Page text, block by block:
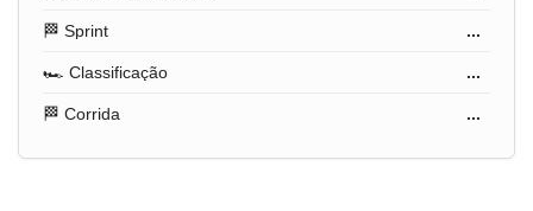
🏁 Sprint ...
🏎️ Classificação ...
🏁 Corrida ...